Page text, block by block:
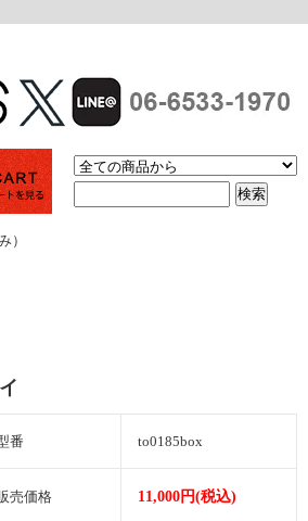
）
番 to0185box
売価格 11,000円(税込)